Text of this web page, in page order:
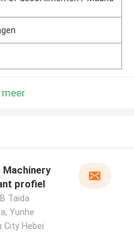
meer
Machinery
profiel
Taida
Yunhe
City Hebei